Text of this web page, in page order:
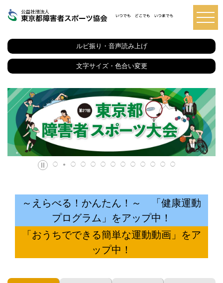
都
障
害
者
ス
ー
ツ
協
会
ルビ振り・音声読み上げ
文字サイズ・色合い変更
～えらべる！かんたん！～ 「健康運動
プログラム」をアップ中！
「おうちでできる簡単な運動動画」をア
ップ中！